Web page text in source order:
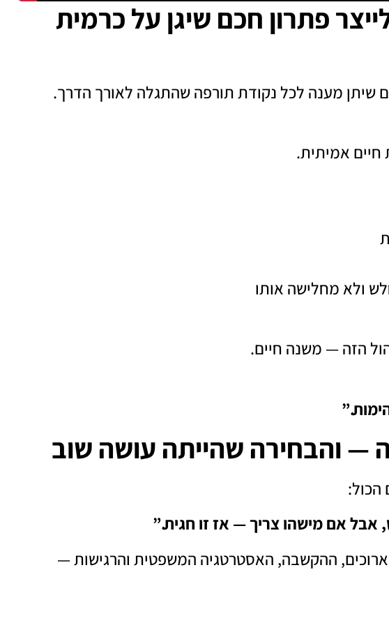
פתרון חכם שיגן על כרמית
שיתן מענה לכל נקודת תורפה שהתגלה לאורך הדרך.
אמיתית.
ולא מחלישה אותו
הזה — משנה חיים.
— והבחירה שהייתה עושה שוב
אם מישהו צריך — אז זו חגית.”
ההקשבה, האסטרטגיה המשפטית והרגישות —